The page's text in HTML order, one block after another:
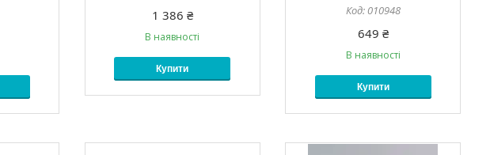
1 386 ₴
В наявності
Купити
010948
649 ₴
В наявності
Купити